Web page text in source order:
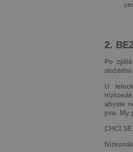
2.
Po
U
abyste
psa. My
CHCI